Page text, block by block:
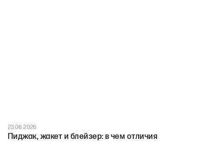
23.06.2026
Пиджак, жакет и блейзер: в чем отличия